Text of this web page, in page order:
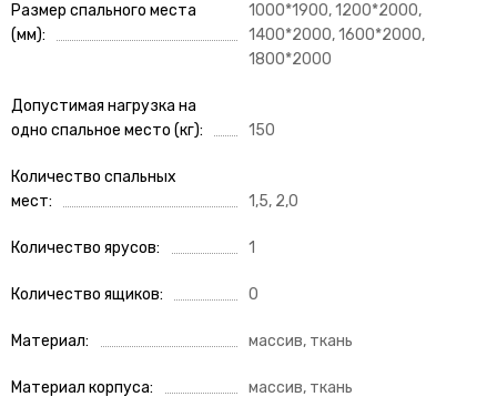
Размер спального места
(мм)
1000*1900, 1200*2000,
1400*2000, 1600*2000,
1800*2000
Допустимая нагрузка на
одно спальное место (кг)
150
Количество спальных
мест
1,5, 2,0
Количество ярусов 1
Количество ящиков 0
Материал массив, ткань
Материал корпуса массив, ткань